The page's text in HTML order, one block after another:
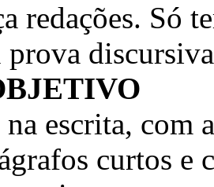
redações. Só
prova
escrita, com
curtos e